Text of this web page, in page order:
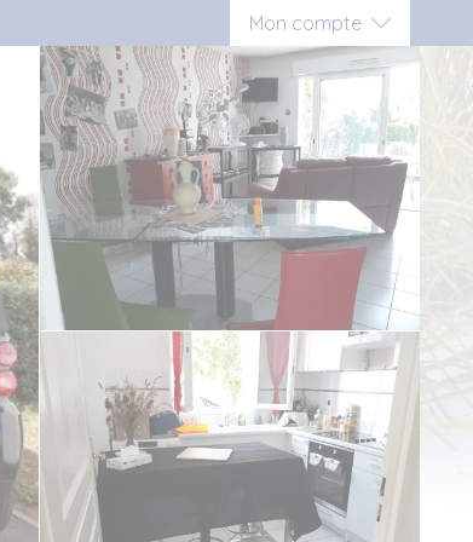
Mon compte
Connexion
Inscription vacancier
Inscription propriétaire